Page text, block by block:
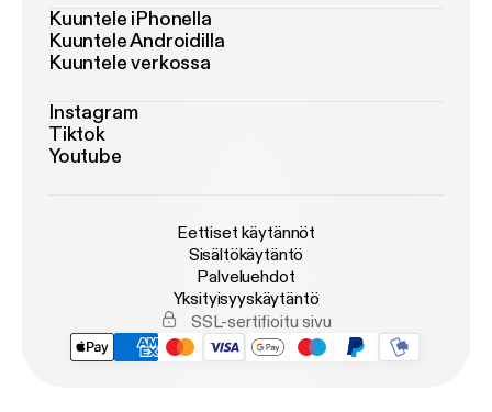
Kuuntele iPhonella
Kuuntele Androidilla
Kuuntele verkossa
Instagram
Tiktok
Youtube
Eettiset käytännöt
Sisältökäytäntö
Palveluehdot
Yksityisyyskäytäntö
SSL-sertifioitu sivu